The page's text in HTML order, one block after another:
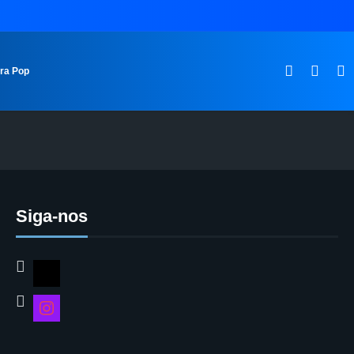
Pop
Siga-nos